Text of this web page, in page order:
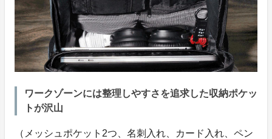
ワークゾーンには整理しやすさを追求した収納ポケッ
トが沢山
​（メッシュポケット2つ、名刺入れ、カード入れ、ペン